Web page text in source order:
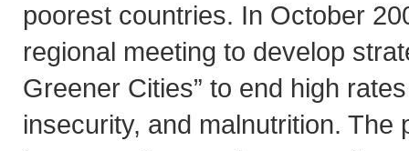
poorest countries. In October
regional meeting to develop
Greener Cities” to end high
insecurity, and malnutrition. The